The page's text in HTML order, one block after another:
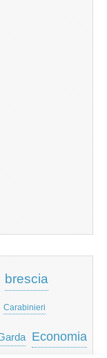
brescia
Carabinieri
Economia